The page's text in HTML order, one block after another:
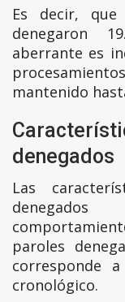
Es decir,
denegaron
aberrante es
mantenido
denegados
Las
paroles
corresponde
cronológico.